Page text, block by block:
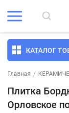
КАТАЛОГ
Главная /
Плитка
Орловское